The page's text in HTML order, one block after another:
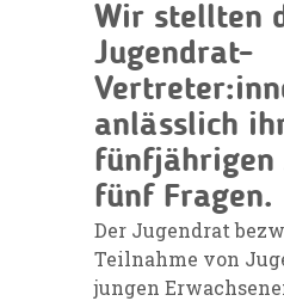
Wir stellten
Jugendrat-
anlässlich
fünfjährigen
fünf Fragen.
Der Jugendrat
Teilnahme von
jungen